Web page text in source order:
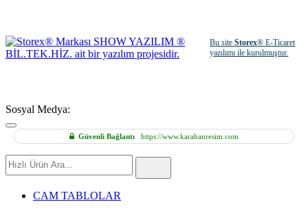
Bu siteStorex® E-Ticaret
yazılımı ile kurulmuştur.
Sosyal Medya:
Güvenli Bağlantı https://www.karahanresim.com
Hızlı
Ürün
CAM TABLOLAR